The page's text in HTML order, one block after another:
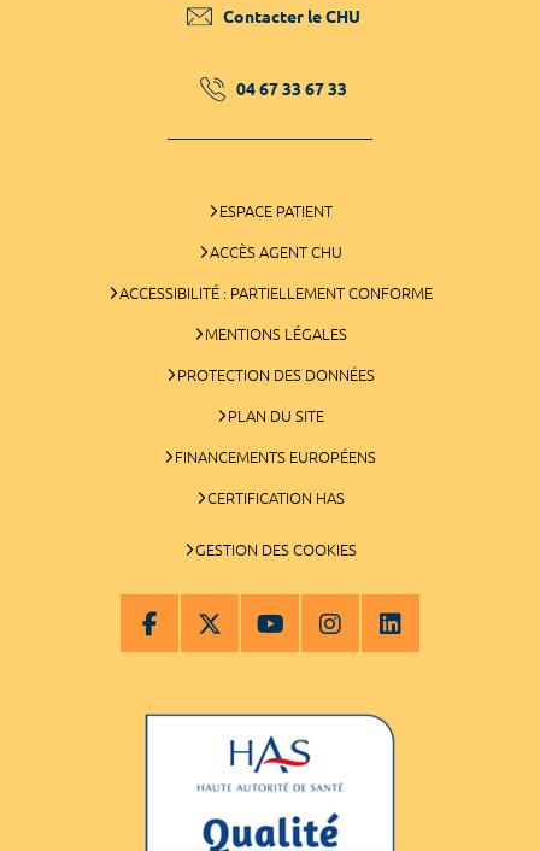
Contacter le CHU
04 67 33 67 33
ESPACE PATIENT
ACCÈS AGENT CHU
ACCESSIBILITÉ : PARTIELLEMENT CONFORME
MENTIONS LÉGALES
PROTECTION DES DONNÉES
PLAN DU SITE
FINANCEMENTS EUROPÉENS
CERTIFICATION HAS
GESTION DES COOKIES